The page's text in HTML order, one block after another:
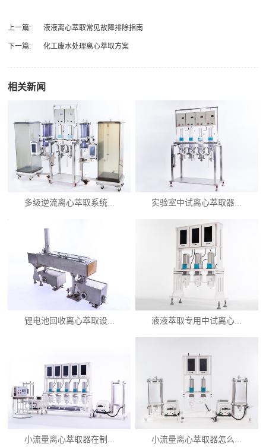
上一篇: 液液离心萃取常见故障排除指南
下一篇: 化工废水处理离心萃取方案
相关新闻
多级逆流离心萃取系统... 实验室中试离心萃取器...
锂电池回收离心萃取设... 液液萃取专用中试离心...
小流量离心萃取器在制... 小流量离心萃取器怎么...